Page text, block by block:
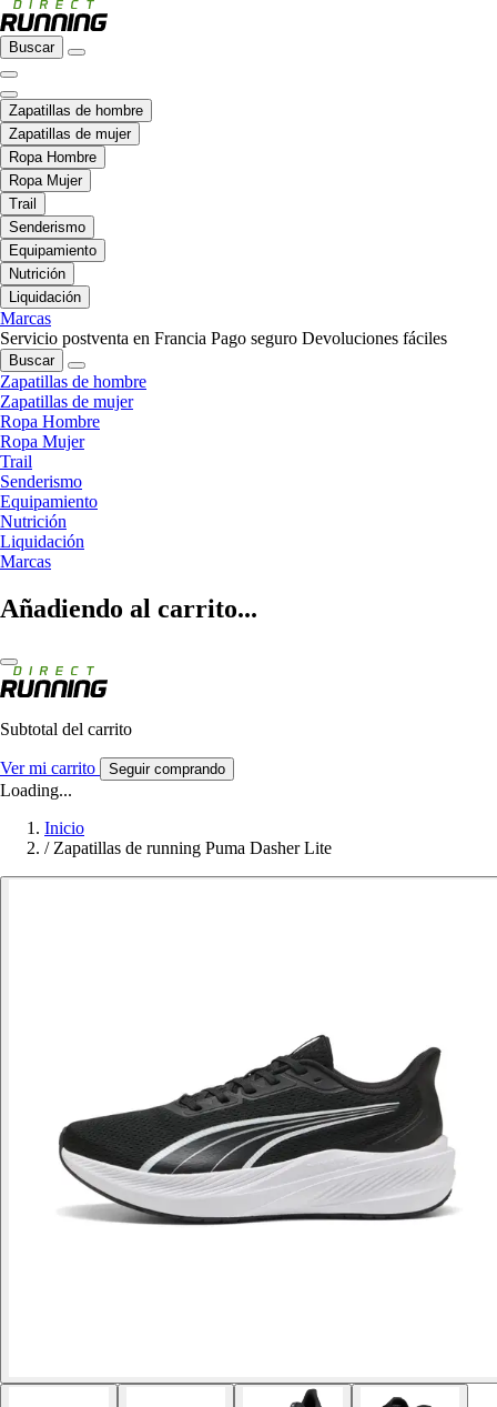
Buscar
Zapatillas de hombre
Zapatillas de mujer
Ropa Hombre
Ropa Mujer
Trail
Senderismo
Equipamiento
Nutrición
Liquidación
Marcas
Servicio postventa en Francia Pago seguro Devoluciones fáciles
Buscar
Zapatillas de hombre
Zapatillas de mujer
Ropa Hombre
Ropa Mujer
Trail
Senderismo
Equipamiento
Nutrición
Liquidación
Marcas
Añadiendo al carrito...
Subtotal del carrito
Ver mi carrito Seguir comprando
Loading...
Inicio
/ Zapatillas de running Puma Dasher Lite